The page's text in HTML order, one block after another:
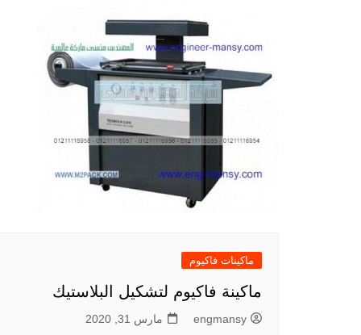
ماكينات فاكيوم
ماكينة فاكيوم لتشكيل البلاستيك
engmansy مارس 31, 2020